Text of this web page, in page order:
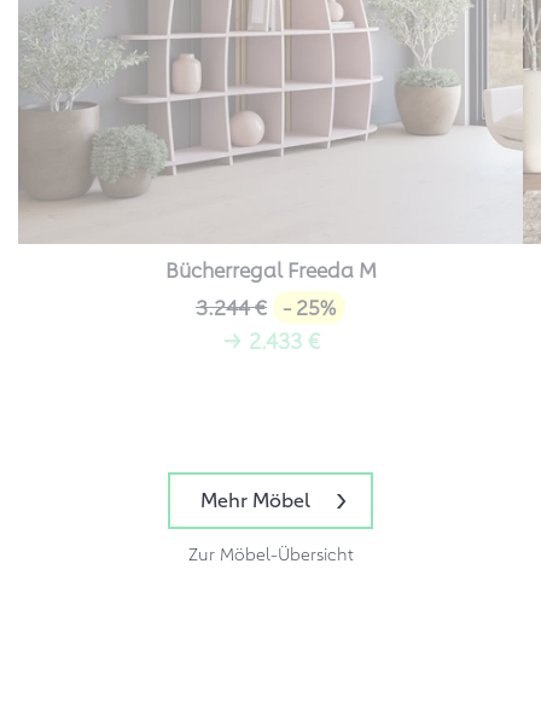
Bücherregal Freeda M
3.244 € - 25%
→ 2.433 €
Mehr Möbel
Zur Möbel-Übersicht